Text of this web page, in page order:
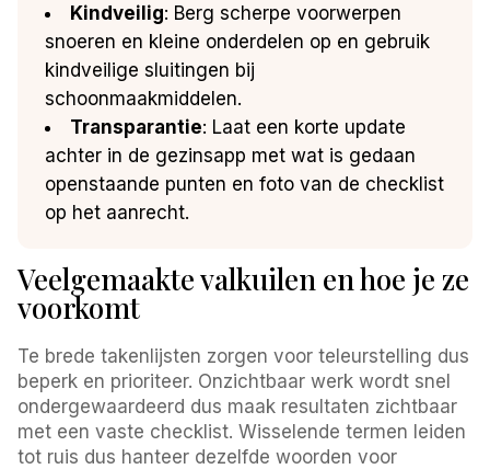
Kindveilig: Berg scherpe voorwerpen
snoeren en kleine onderdelen op en gebruik
kindveilige sluitingen bij
schoonmaakmiddelen.
Transparantie: Laat een korte update
achter in de gezinsapp met wat is gedaan
openstaande punten en foto van de checklist
op het aanrecht.
Veelgemaakte valkuilen en hoe je ze
voorkomt
Te brede takenlijsten zorgen voor teleurstelling dus
beperk en prioriteer. Onzichtbaar werk wordt snel
ondergewaardeerd dus maak resultaten zichtbaar
met een vaste checklist. Wisselende termen leiden
tot ruis dus hanteer dezelfde woorden voor